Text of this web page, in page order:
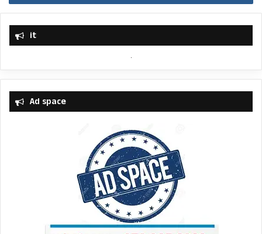
it
Ad space